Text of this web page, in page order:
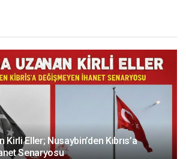
Kirli Eller; Nusaybin’den Kıbrıs’a
Senaryosu